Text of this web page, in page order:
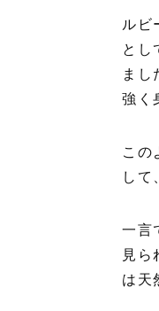
ルビ
とし
まし
強く
この
して
一言
見ら
は天